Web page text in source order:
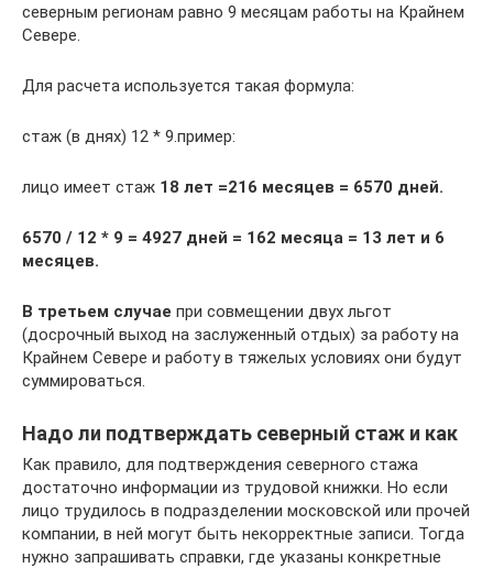
северным регионам равно 9 месяцам работы на Крайнем
Севере.
Для расчета используется такая формула:
стаж (в днях) 12 * 9.пример:
лицо имеет стаж 18 лет =216 месяцев = 6570 дней.
6570 / 12 * 9 = 4927 дней = 162 месяца = 13 лет и 6
месяцев.
В третьем случае при совмещении двух льгот
(досрочный выход на заслуженный отдых) за работу на
Крайнем Севере и работу в тяжелых условиях они будут
суммироваться.
Надо ли подтверждать северный стаж и как
Как правило, для подтверждения северного стажа
достаточно информации из трудовой книжки. Но если
лицо трудилось в подразделении московской или прочей
компании, в ней могут быть некорректные записи. Тогда
нужно запрашивать справки, где указаны конкретные